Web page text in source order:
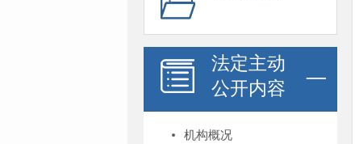
法定主动
公开内容
机构概况